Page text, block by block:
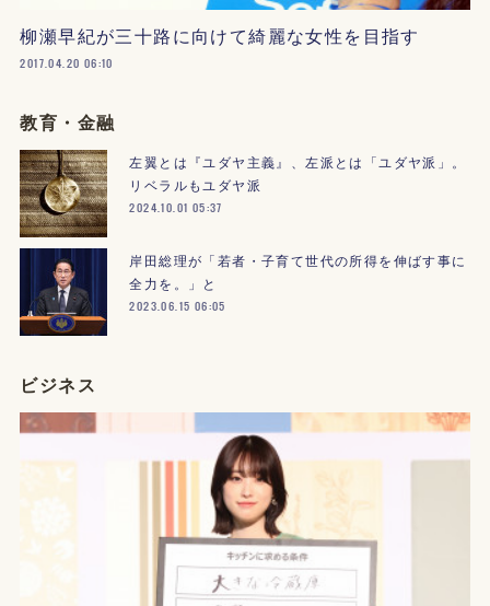
柳瀬早紀が三十路に向けて綺麗な女性を目指す
2017.04.20 06:10
教育・金融
左翼とは『ユダヤ主義』、左派とは「ユダヤ派」。
リベラルもユダヤ派
2024.10.01 05:37
岸田総理が「若者・子育て世代の所得を伸ばす事に
全力を。」と
2023.06.15 06:05
ビジネス